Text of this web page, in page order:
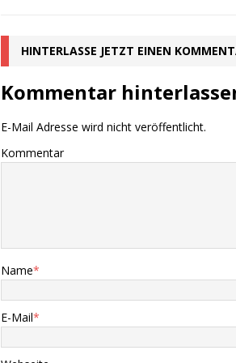
HINTERLASSE JETZT EINEN
Kommentar
E-Mail Adresse wird nicht veröffentlicht.
Kommentar
Name*
E-Mail*